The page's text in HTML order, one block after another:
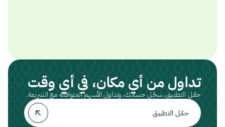
تداول من أي مكان، في أي وقت
حمّل التطبيق، سجّل حسابك، وتداول الأسهم المتوافقة مع الشريعة.
حمّل التطبيق